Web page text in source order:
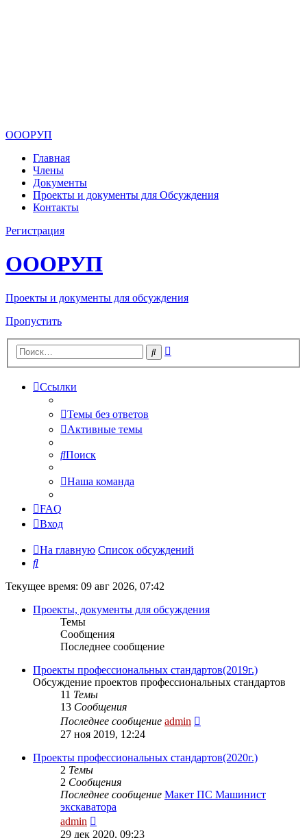
ОООРУП
Главная
Члены
Документы
Проекты и документы для Обсуждения
Контакты
Регистрация
ОООРУП
Проекты и документы для обсуждения
Пропустить
Поиск
Ссылки
Темы без ответов
Активные темы
Поиск
Наша команда
FAQ
Вход
На главную Список обсуждений
Поиск
Текущее время: 09 авг 2026, 07:42
Проекты, документы для обсуждения
Темы
Сообщения
Последнее сообщение
Проекты профессиональных стандартов(2019г.)
Обсуждение проектов профессиональных стандартов
11 Темы
13 Сообщения
Последнее сообщение admin
сообщению
27 ноя 2019, 12:24
Проекты профессиональных стандартов(2020г.)
2 Темы
2 Сообщения
Последнее сообщение Макет ПС Машинист
экскаватора
admin
к
29 дек 2020, 09:23